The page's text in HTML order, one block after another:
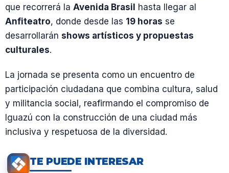
que recorrerá la Avenida Brasil hasta llegar al
Anfiteatro, donde desde las 19 horas se
desarrollarán shows artísticos y propuestas
culturales.
La jornada se presenta como un encuentro de
participación ciudadana que combina cultura, salud
y militancia social, reafirmando el compromiso de
Iguazú con la construcción de una ciudad más
inclusiva y respetuosa de la diversidad.
TE PUEDE INTERESAR